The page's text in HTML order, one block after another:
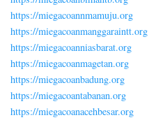
https://miegacoannmamuju.org
https://miegacoanmanggaraintt.org
https://miegacoanniasbarat.org
https://miegacoanmagetan.org
https://miegacoanbadung.org
https://miegacoantabanan.org
https://miegacoanacehbesar.org